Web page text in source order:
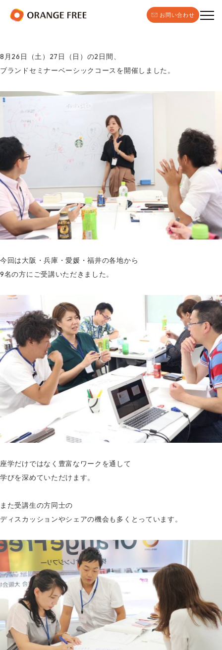
お問い合わせ
8月26日（土）27日（日）の2日間、
ブランドセミナーベーシックコースを開催しました。
今回は大阪・兵庫・愛媛・福井の各地から
9名の方にご受講いただきました。
座学だけではなく豊富なワークを通して
学びを深めていただけます。
また受講生の方同士の
ディスカッションやシェアの機会も多くとっています。